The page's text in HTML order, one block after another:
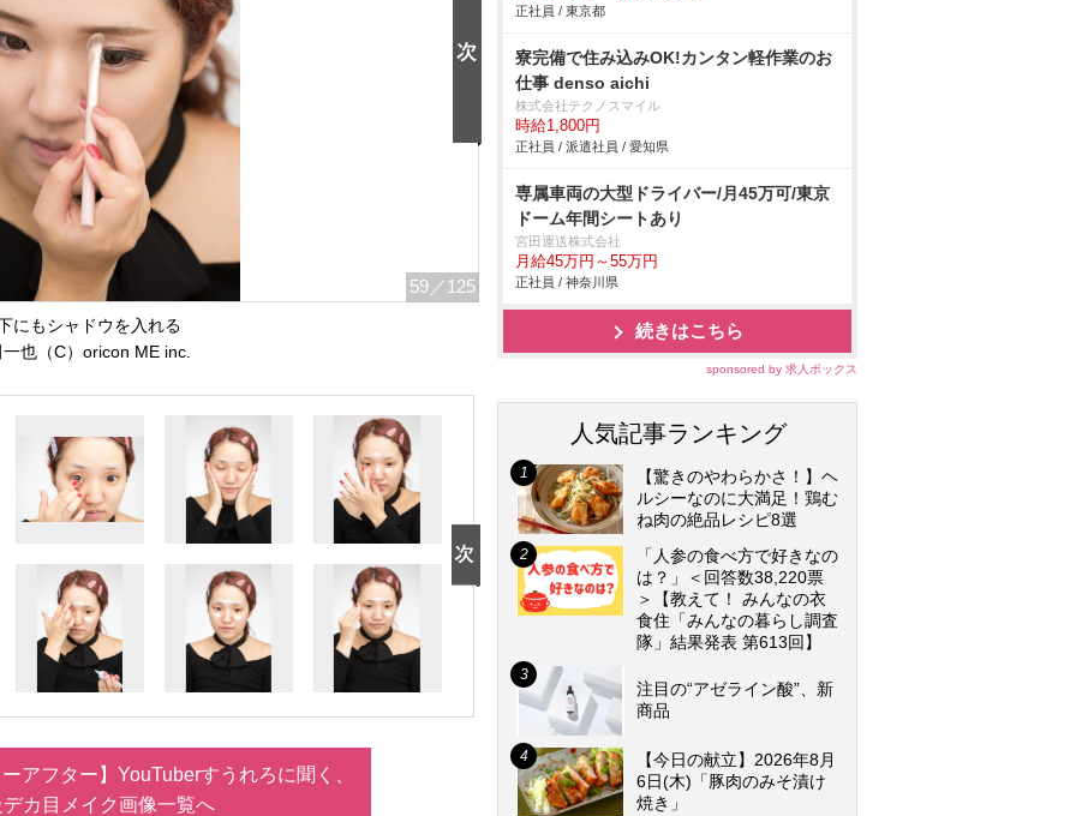
59 ／125
にもシャドウを入れる
也（C）oricon ME inc.
アフター】YouTuberすうれろに聞く、
カ目メイク画像一覧へ
正社員 / 東京都
寮完備で住み込みOK!カンタン軽作業のお
仕事 denso aichi
株式会社テクノスマイル
時給1,800円
正社員 / 派遣社員 / 愛知県
専属車両の大型ドライバー/月45万可/東京
ドーム年間シートあり
宮田運送株式会社
月給45万円～55万円
正社員 / 神奈川県
続きはこちら
sponsored by 求人ボックス
人気記事ランキング
【驚きのやわらかさ！】ヘ
ルシーなのに大満足！鶏む
ね肉の絶品レシピ8選
「人参の食べ方で好きなの
は？」＜回答数38,220票
＞【教えて！ みんなの衣
食住「みんなの暮らし調査
隊」結果発表 第613回】
注目の“アゼライン酸”、新
商品
【今日の献立】2026年8月
6日(木)「豚肉のみそ漬け
焼き」